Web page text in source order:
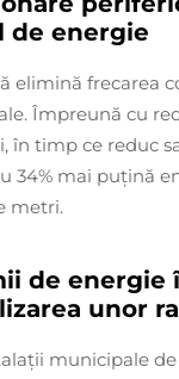
de energie
elimină frecarea
Împreună cu
în timp ce reduc
34% mai puțină
metri.
de
unor
municipale